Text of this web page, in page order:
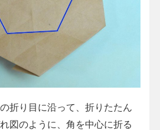
折り目に沿って、折りたたん
図のように、角を中心に折る